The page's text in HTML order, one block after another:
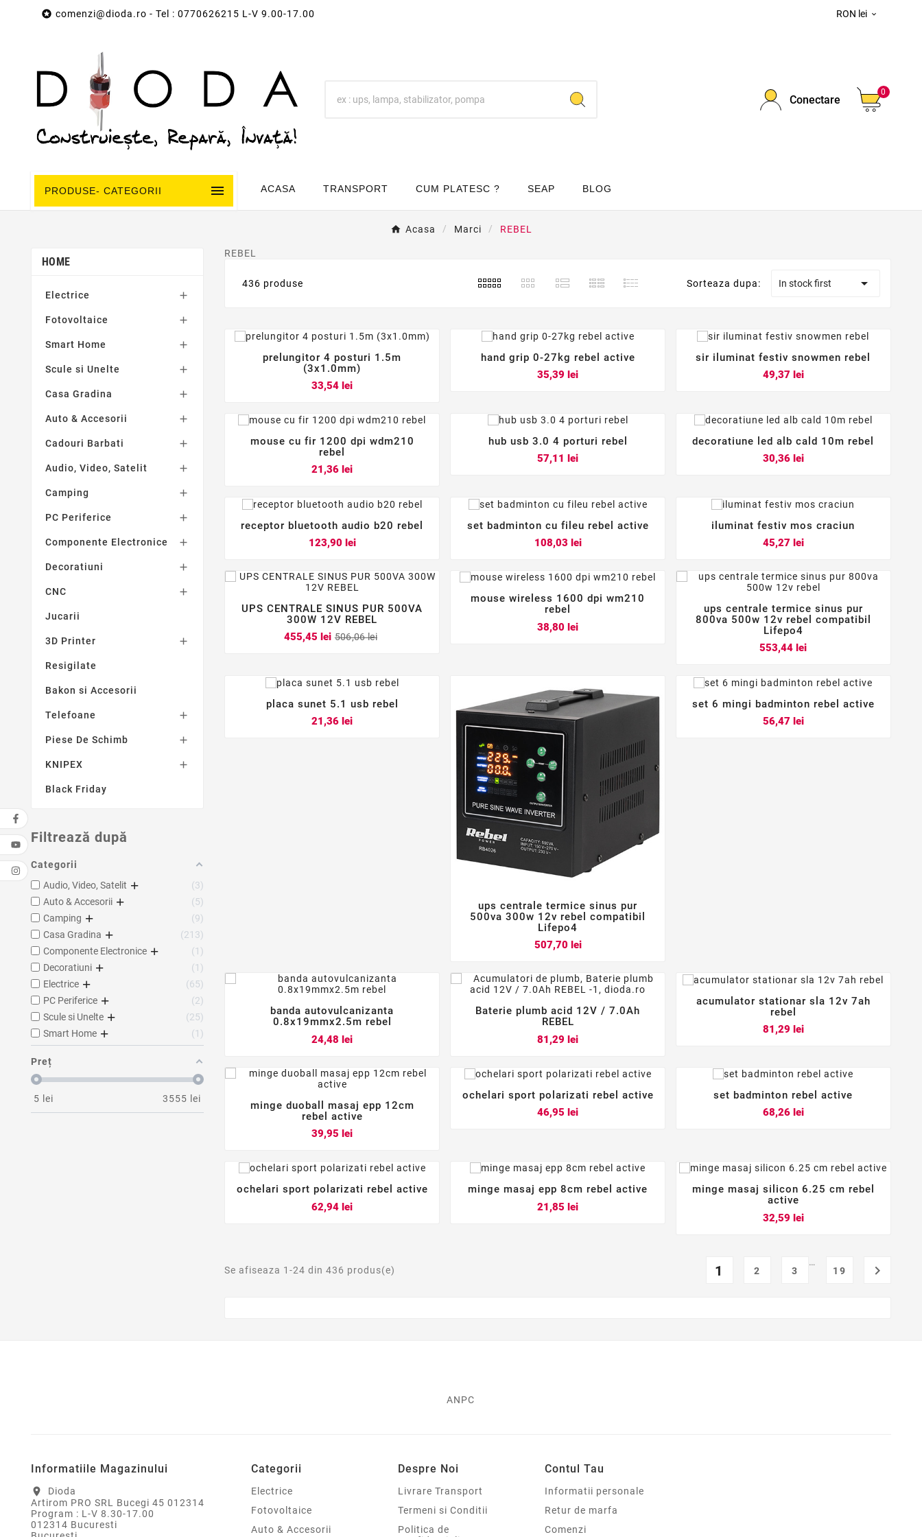
 comenzi@dioda.ro - Tel : 0770626215 L-V 9.00-17.00 RON lei 
Conectare
0
PRODUSE- CATEGORII  ACASA TRANSPORT CUM PLATESC ? SEAP BLOG
Acasa Marci REBEL
HOME
Electrice 
Fotovoltaice 
Smart Home 
Scule si Unelte 
Casa Gradina 
Auto & Accesorii 
Cadouri Barbati 
Audio, Video, Satelit 
Camping 
PC Periferice 
Componente Electronice 
Decoratiuni 
CNC 
Jucarii
3D Printer 
Resigilate
Bakon si Accesorii
Telefoane 
Piese De Schimb 
KNIPEX 
Black Friday
Filtrează după
Categorii
Audio, Video, Satelit
3
Auto & Accesorii
5
Camping
9
Casa Gradina
213
Componente Electronice
1
Decoratiuni
1
Electrice
65
PC Periferice
2
Scule si Unelte
25
Smart Home
1
Preț
5 lei 3555 lei
REBEL
436 produse Sorteaza dupa: In stock first 
  
prelungitor 4 posturi 1.5m
(3x1.0mm)
33,54 leiPret
 
hand grip 0-27kg rebel active
35,39 leiPret 
sir iluminat festiv snowmen rebel
49,37 leiPret
 
mouse cu fir 1200 dpi wdm210
rebel
21,36 leiPret

hub usb 3.0 4 porturi rebel
57,11 leiPret 
decoratiune led alb cald 10m rebel
30,36 leiPret

receptor bluetooth audio b20 rebel
123,90 leiPret 
set badminton cu fileu rebel active
108,03 leiPret 
iluminat festiv mos craciun
45,27 leiPret
  
UPS CENTRALE SINUS PUR 500VA
300W 12V REBEL
455,45 lei 506,06 lei
 
mouse wireless 1600 dpi wm210
rebel
38,80 leiPret   
ups centrale termice sinus pur
800va 500w 12v rebel compatibil
Lifepo4
553,44 leiPret

placa sunet 5.1 usb rebel
21,36 leiPret
  
ups centrale termice sinus pur
500va 300w 12v rebel compatibil
Lifepo4
507,70 leiPret
 
set 6 mingi badminton rebel active
56,47 leiPret
  
banda autovulcanizanta
0.8x19mmx2.5m rebel
24,48 leiPret

Baterie plumb acid 12V / 7.0Ah
REBEL
81,29 leiPret

acumulator stationar sla 12v 7ah
rebel
81,29 leiPret
  
minge duoball masaj epp 12cm
rebel active
39,95 leiPret

ochelari sport polarizati rebel active
46,95 leiPret 
set badminton rebel active
68,26 leiPret

ochelari sport polarizati rebel active
62,94 leiPret  
minge masaj epp 8cm rebel active
21,85 leiPret  
minge masaj silicon 6.25 cm rebel
active
32,59 leiPret
Se afiseaza 1-24 din 436 produs(e) 1 2 3
…
19

ANPC
Informatiile Magazinului
location_on
Dioda
Artirom PRO SRL Bucegi 45 012314
Program : L-V 8.30-17.00
012314 Bucuresti
Categorii
Electrice
Fotovoltaice
Auto & Accesorii
Despre Noi
Livrare Transport
Termeni si Conditii
Politica de
Contul Tau
Informatii personale
Retur de marfa
Comenzi